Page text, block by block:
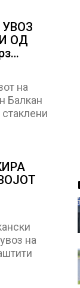
ОД
на
Балкан
на